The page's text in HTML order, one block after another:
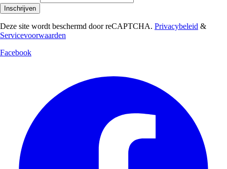
Inschrijven
Deze site wordt beschermd door reCAPTCHA. Privacybeleid &
Servicevoorwaarden
Facebook